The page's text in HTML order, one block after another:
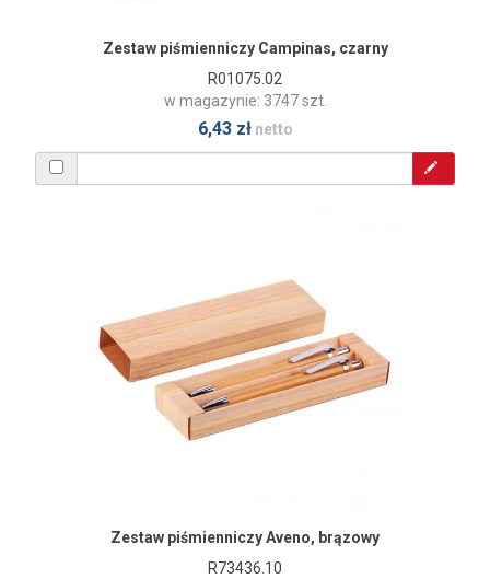
Zestaw piśmienniczy Campinas, czarny
R01075.02
w magazynie: 3747 szt.
6,43 złnetto
Zestaw piśmienniczy Aveno, brązowy
R73436.10